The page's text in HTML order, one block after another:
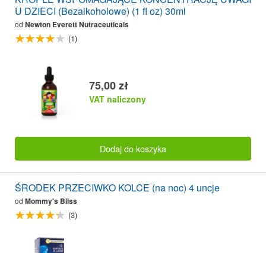
U DZIECI (Bezalkoholowe) (1 fl oz) 30ml
od Newton Everett Nutraceuticals
(1)
75,00 zł
VAT naliczony
Dodaj do koszyka
ŚRODEK PRZECIWKO KOLCE (na noc) 4 uncje
od Mommy's Bliss
(3)